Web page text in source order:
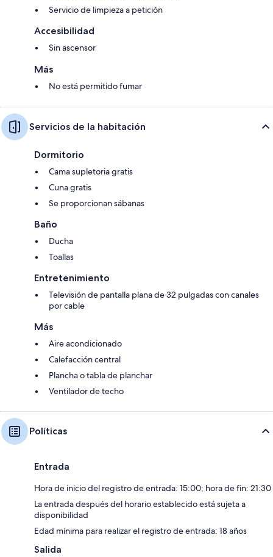
Servicio de limpieza a petición
Accesibilidad
Sin ascensor
Más
No está permitido fumar
Servicios de la habitación
Dormitorio
Cama supletoria gratis
Cuna gratis
Se proporcionan sábanas
Baño
Ducha
Toallas
Entretenimiento
Televisión de pantalla plana de 32 pulgadas con canales
por cable
Más
Aire acondicionado
Calefacción central
Plancha o tabla de planchar
Ventilador de techo
Políticas
Entrada
Hora de inicio del registro de entrada: 15:00; hora de fin: 21:30
La entrada después del horario establecido está sujeta a
disponibilidad
Edad mínima para realizar el registro de entrada: 18 años
Salida